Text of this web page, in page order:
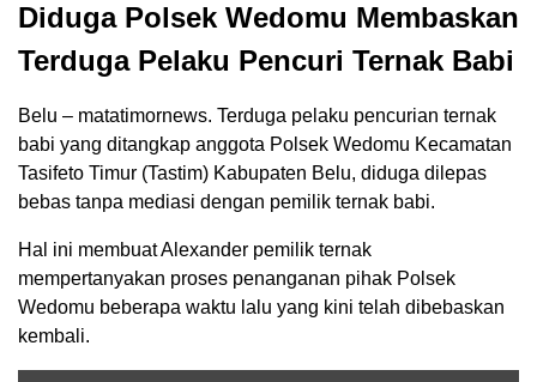
Diduga Polsek Wedomu Membaskan
Terduga Pelaku Pencuri Ternak Babi
Belu – matatimornews. Terduga pelaku pencurian ternak
babi yang ditangkap anggota Polsek Wedomu Kecamatan
Tasifeto Timur (Tastim) Kabupaten Belu, diduga dilepas
bebas tanpa mediasi dengan pemilik ternak babi.
Hal ini membuat Alexander pemilik ternak
mempertanyakan proses penanganan pihak Polsek
Wedomu beberapa waktu lalu yang kini telah dibebaskan
kembali.